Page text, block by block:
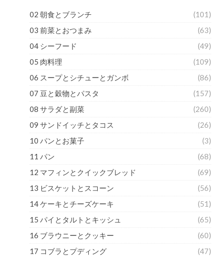
02 朝食とブランチ
(101)
03 前菜とおつまみ
(63)
04 シーフード
(49)
05 肉料理
(109)
06 スープとシチューとガンボ
(86)
07 豆と穀物とパスタ
(157)
08 サラダと副菜
(260)
09 サンドイッチとタコス
(26)
10 パンとお菓子
(3)
11 パン
(68)
12 マフィンとクイックブレッド
(69)
13 ビスケットとスコーン
(56)
14 ケーキとチーズケーキ
(51)
15 パイとタルトとキッシュ
(65)
16 ブラウニーとクッキー
(60)
17 コブラとプディング
(47)